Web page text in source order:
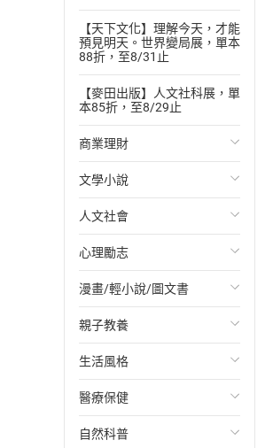
【天下文化】理解今天，才能
預見明天。世界變局展，單本
88折，至8/31止
【麥田出版】人文社科展，單
本85折，至8/29止
商業理財
投資理財
經濟/趨勢
財務/金融
管理/領導
職場工作術
成功法
行銷/廣告
傳記
文學小說
歐美文學
日本文學
韓國文學
華文文學
經典文學
成長/家庭生活小說
懸疑/推理小說
人文社會
國際關係
政治
社會科學
台灣/中國歷史
日/韓歷史
其他歷史/史學
心理勵志
心靈成長/情緒
人際關係
兩性關係
心理學
漫畫/輕小說/圖文書
輕小說
奇幻/科幻
愛情故事
職場/社會寫實
親子教養
教育現場
兒童文學/故事
兒童科普/學習
生活風格
飲食/食譜
健身/美顏
醫療保健
健康/養生
自然科普